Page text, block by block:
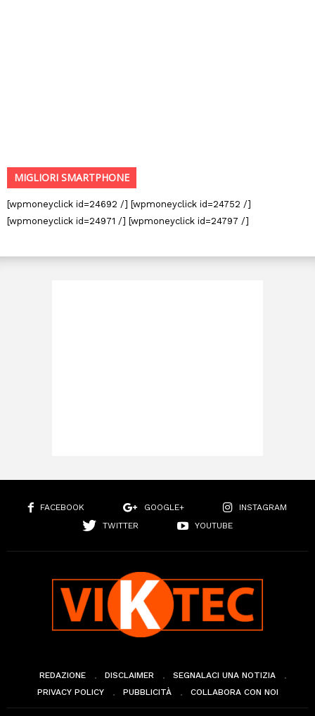
MIGLIORI SMARTPHONE
[wpmoneyclick id=24692 /] [wpmoneyclick id=24752 /]
[wpmoneyclick id=24971 /] [wpmoneyclick id=24797 /]
FACEBOOK GOOGLE+
INSTAGRAM
TWITTER
YOUTUBE
REDAZIONE DISCLAIMER
SEGNALACI UNA NOTIZIA
PRIVACY POLICY
PUBBLICITÀ COLLABORA CON NOI